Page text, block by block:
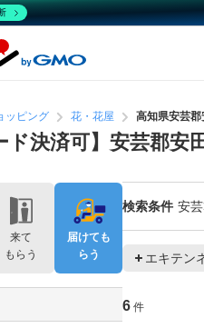
ッピング 花・花屋 高知県安芸
ド決済可】安芸郡
検索条件 安
エキテン
6 件
来て
もらう
届けても
らう